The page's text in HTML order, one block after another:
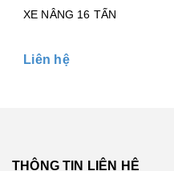
XE NÂNG 16 TẤN
Liên hệ
THÔNG TIN LIÊN HỆ